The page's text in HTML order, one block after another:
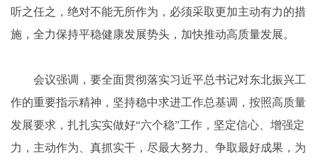
听之任之，绝对不能无所作为，必须采取更加主动有力的措
施，全力保持平稳健康发展势头，加快推动高质量发展。
会议强调，要全面贯彻落实习近平总书记对东北振兴工
作的重要指示精神，坚持稳中求进工作总基调，按照高质量
发展要求，扎扎实实做好“六个稳”工作，坚定信心、增强定
力，主动作为、真抓实干，尽最大努力、争取最好成果，为